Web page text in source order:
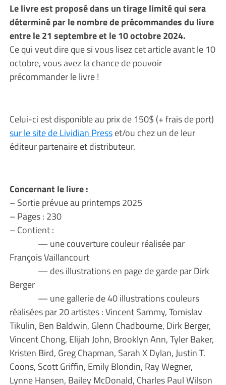
Le livre est proposé dans un tirage limité qui sera
déterminé par le nombre de précommandes du livre
entre le 21 septembre et le 10 octobre 2024.
Ce qui veut dire que si vous lisez cet article avant le 10
octobre, vous avez la chance de pouvoir
précommander le livre !
Celui-ci est disponible au prix de 150$ (+ frais de port)
sur le site de Lividian Presset/ou chez un de leur
éditeur partenaire et distributeur.
Concernant le livre :
– Sortie prévue au printemps 2025
– Pages : 230
– Contient :
— une couverture couleur réalisée par
François Vaillancourt
— des illustrations en page de garde par Dirk
Berger
— une gallerie de 40 illustrations couleurs
réalisées par 20 artistes : Vincent Sammy, Tomislav
Tikulin, Ben Baldwin, Glenn Chadbourne, Dirk Berger,
Vincent Chong, Elijah John, Brooklyn Ann, Tyler Baker,
Kristen Bird, Greg Chapman, Sarah X Dylan, Justin T.
Coons, Scott Griffin, Emily Blondin, Ray Wegner,
Lynne Hansen, Bailey McDonald, Charles Paul Wilson